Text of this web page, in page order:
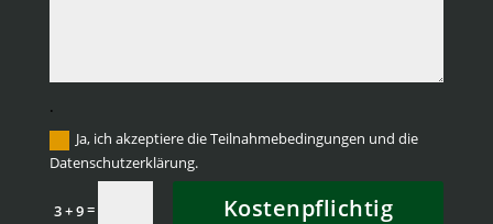
.
Ja, ich akzeptiere die Teilnahmebedingungen und die
Datenschutzerklärung.
3 + 9=
Kostenpflichtig